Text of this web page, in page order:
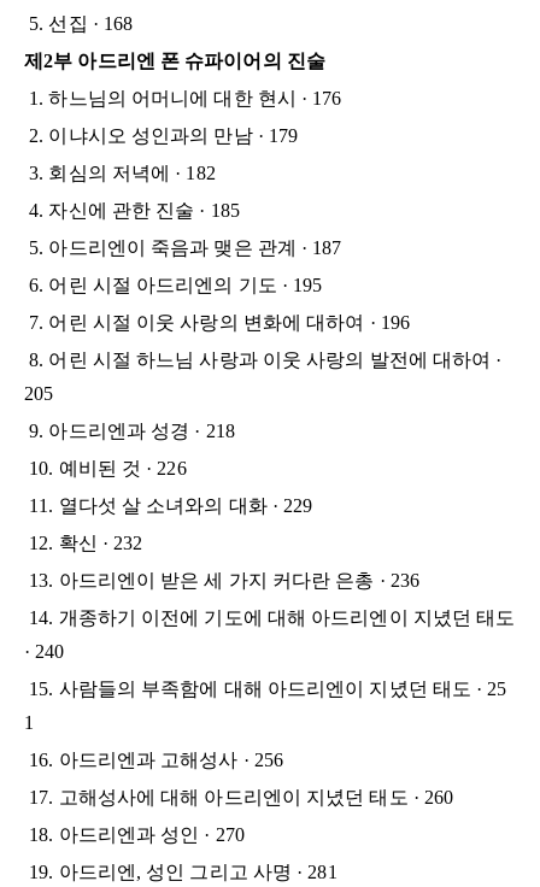
5. 선집 · 168
제2부 아드리엔 폰 슈파이어의 진술
1. 하느님의 어머니에 대한 현시 · 176
2. 이냐시오 성인과의 만남 · 179
3. 회심의 저녁에 · 182
4. 자신에 관한 진술 · 185
5. 아드리엔이 죽음과 맺은 관계 · 187
6. 어린 시절 아드리엔의 기도 · 195
7. 어린 시절 이웃 사랑의 변화에 대하여 · 196
8. 어린 시절 하느님 사랑과 이웃 사랑의 발전에 대하여 ·
205
9. 아드리엔과 성경 · 218
10. 예비된 것 · 226
11. 열다섯 살 소녀와의 대화 · 229
12. 확신 · 232
13. 아드리엔이 받은 세 가지 커다란 은총 · 236
14. 개종하기 이전에 기도에 대해 아드리엔이 지녔던 태도
· 240
15. 사람들의 부족함에 대해 아드리엔이 지녔던 태도 · 25
1
16. 아드리엔과 고해성사 · 256
17. 고해성사에 대해 아드리엔이 지녔던 태도 · 260
18. 아드리엔과 성인 · 270
19. 아드리엔, 성인 그리고 사명 · 281